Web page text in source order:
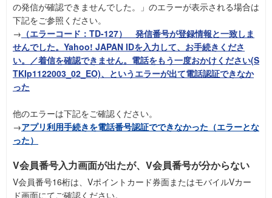
の発信が確認できませんでした。」のエラーが表示される場合は
下記をご参照ください。
→ （エラーコード：TD-127） 発信番号が登録情報と一致しま
せんでした。Yahoo! JAPAN IDを入力して、お手続きくださ
い。／着信を確認できません。電話をもう一度おかけください(S
TKIp1122003_02_EO)、というエラーが出て電話認証できなか
った
他のエラーは下記をご確認ください。
→アプリ利用手続きを電話番号認証でできなかった（エラーとな
った）
V会員番号入力画面が出たが、V会員番号が分からない
V会員番号16桁は、Vポイントカード券面またはモバイルVカー
ド画面にてご確認ください。